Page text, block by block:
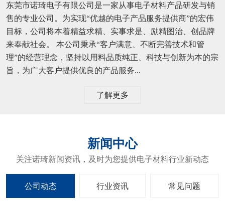
东莞市诺琦电子有限公司是一家从事电子材料产品研发与销
售的专业公司。为实现“优越的电子产品服务提供商”的宏伟
目标，公司将本着精益求精、实事求是、励精图治、创品牌
来奉献社会。 本公司秉承“客户满意、不断完善技术和管
理”的经营理念，坚持以用料品质纯正、科技与创新为本的宗
旨，为广大客户提供优良的产品服务...
了解更多
新闻中心
关注诺琦新闻资讯，及时为您提供电子材料行业新动态
公司动态 行业资讯 常见问题